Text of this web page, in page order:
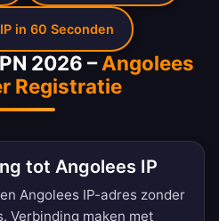
2026 –Angolees
Registratie
tot Angolees IP
Angolees IP-adres zonder
Verbinding maken met
in 60 Seconden